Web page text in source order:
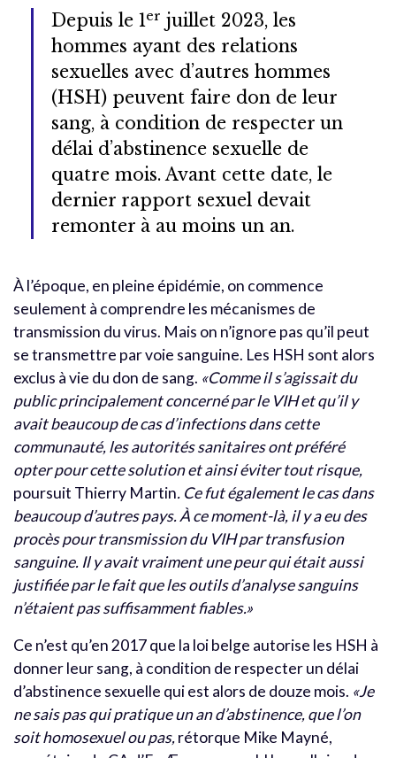
Depuis le 1er juillet 2023, les
hommes ayant des relations
sexuelles avec d’autres hommes
(HSH) peuvent faire don de leur
sang, à condition de respecter un
délai d’abstinence sexuelle de
quatre mois. Avant cette date, le
dernier rapport sexuel devait
remonter à au moins un an.
À l’époque, en pleine épidémie, on commence
seulement à comprendre les mécanismes de
transmission du virus. Mais on n’ignore pas qu’il peut
se transmettre par voie sanguine. Les HSH sont alors
exclus à vie du don de sang. «Comme il s’agissait du
public principalement concerné par le VIH et qu’il y
avait beaucoup de cas d’infections dans cette
communauté, les autorités sanitaires ont préféré
opter pour cette solution et ainsi éviter tout risque,
poursuit Thierry Martin. Ce fut également le cas dans
beaucoup d’autres pays. À ce moment-là, il y a eu des
procès pour transmission du VIH par transfusion
sanguine. Il y avait vraiment une peur qui était aussi
justifiée par le fait que les outils d’analyse sanguins
n’étaient pas suffisamment fiables.»
Ce n’est qu’en 2017 que la loi belge autorise les HSH à
donner leur sang, à condition de respecter un délai
d’abstinence sexuelle qui est alors de douze mois. «Je
ne sais pas qui pratique un an d’abstinence, que l’on
soit homosexuel ou pas,rétorque Mike Mayné,